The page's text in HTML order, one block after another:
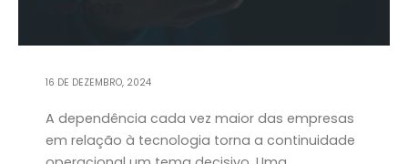
16 DE DEZEMBRO, 2024
A dependência cada vez maior das empresas
em relação à tecnologia torna a continuidade